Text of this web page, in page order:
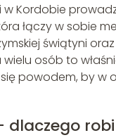
w Kordobie
łączy w sobie
świątyni
osób to
powodem, by w
dlaczego